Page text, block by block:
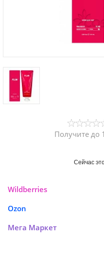
Получите до
Сейчас
Wildberries
Ozon
Мега Маркет